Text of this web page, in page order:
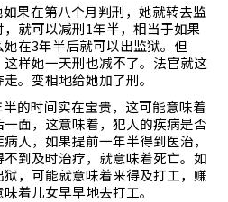
果在第八个月判刑，她就转去监
就可以减刑1年半，相当于如果
她在3年半后就可以出监狱。但
样她一天刑也减不了。法官就这
。变相地给她加了刑。
的时间实在宝贵，这可能意味着
面，这意味着，犯人的疾病是否
人，如果提前一年半得到医治，
到及时治疗，就意味着死亡。如
，可能就意味着来得及打工，赚
着儿女早早地去打工。